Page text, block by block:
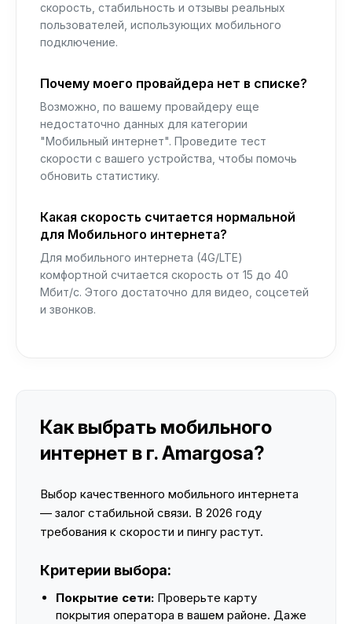
скорость, стабильность и отзывы реальных
пользователей, использующих мобильного
подключение.
Почему моего провайдера нет в списке?
Возможно, по вашему провайдеру еще
недостаточно данных для категории
"Мобильный интернет". Проведите тест
скорости с вашего устройства, чтобы помочь
обновить статистику.
Какая скорость считается нормальной
для Мобильного интернета?
Для мобильного интернета (4G/LTE)
комфортной считается скорость от 15 до 40
Мбит/с. Этого достаточно для видео, соцсетей
и звонков.
Как выбрать мобильного
интернет в г. Amargosa?
Выбор качественного мобильного интернета
— залог стабильной связи. В 2026 году
требования к скорости и пингу растут.
Критерии выбора:
Покрытие сети: Проверьте карту
покрытия оператора в вашем районе. Даже